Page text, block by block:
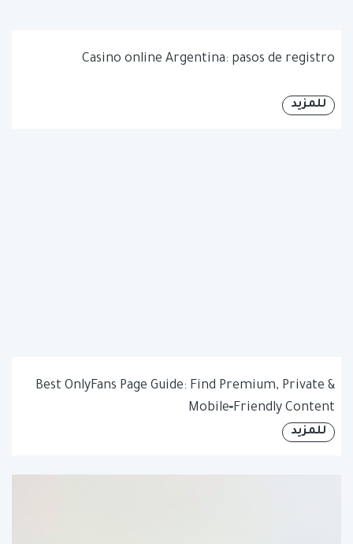
Casino online Argentina: pasos de registro
للمزيد
Best OnlyFans Page Guide: Find Premium, Private &
Mobile‑Friendly Content
للمزيد